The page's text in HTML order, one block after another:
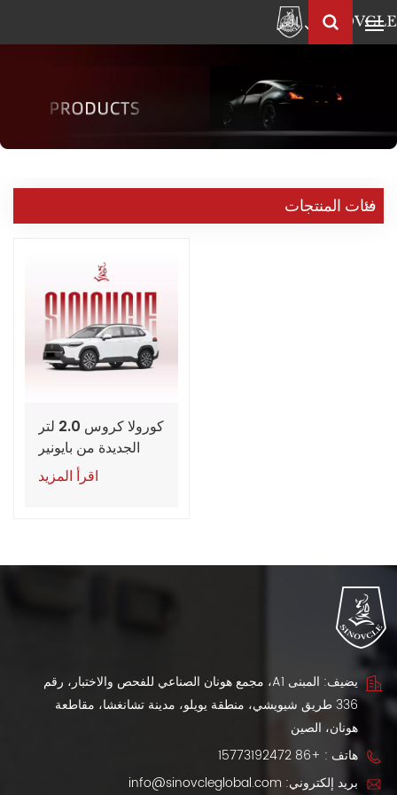
العربية
English
Pусский العربية
中
فئات المنتجات
كورولا كروس 2.0 لتر
الجديدة من بايونير
وإيليت 2023
اقرأ المزيد
يضيف: المبنى A1، مجمع هونان الصناعي للفحص والاختبار، رقم
336 طريق شيويشي، منطقة يويلو، مدينة تشانغشا، مقاطعة
هونان، الصين
هاتف : +86 15773192472
بريد إلكتروني: info@sinovcleglobal.com